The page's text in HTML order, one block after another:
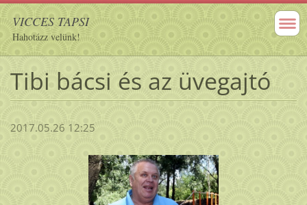
VICCES TAPSI
Hahotázz velünk!
Tibi bácsi és az üvegajtó
2017.05.26 12:25